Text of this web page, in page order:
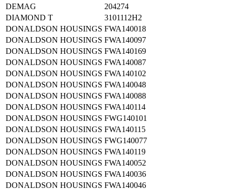
DEMAG
204274
DIAMOND T
3101112H2
DONALDSON HOUSINGS FWA140018
DONALDSON HOUSINGS FWA140097
DONALDSON HOUSINGS FWA140169
DONALDSON HOUSINGS FWA140087
DONALDSON HOUSINGS FWA140102
DONALDSON HOUSINGS FWA140048
DONALDSON HOUSINGS FWA140088
DONALDSON HOUSINGS FWA140114
DONALDSON HOUSINGS FWG140101
DONALDSON HOUSINGS FWA140115
DONALDSON HOUSINGS FWG140077
DONALDSON HOUSINGS FWA140119
DONALDSON HOUSINGS FWA140052
DONALDSON HOUSINGS FWA140036
DONALDSON HOUSINGS FWA140046